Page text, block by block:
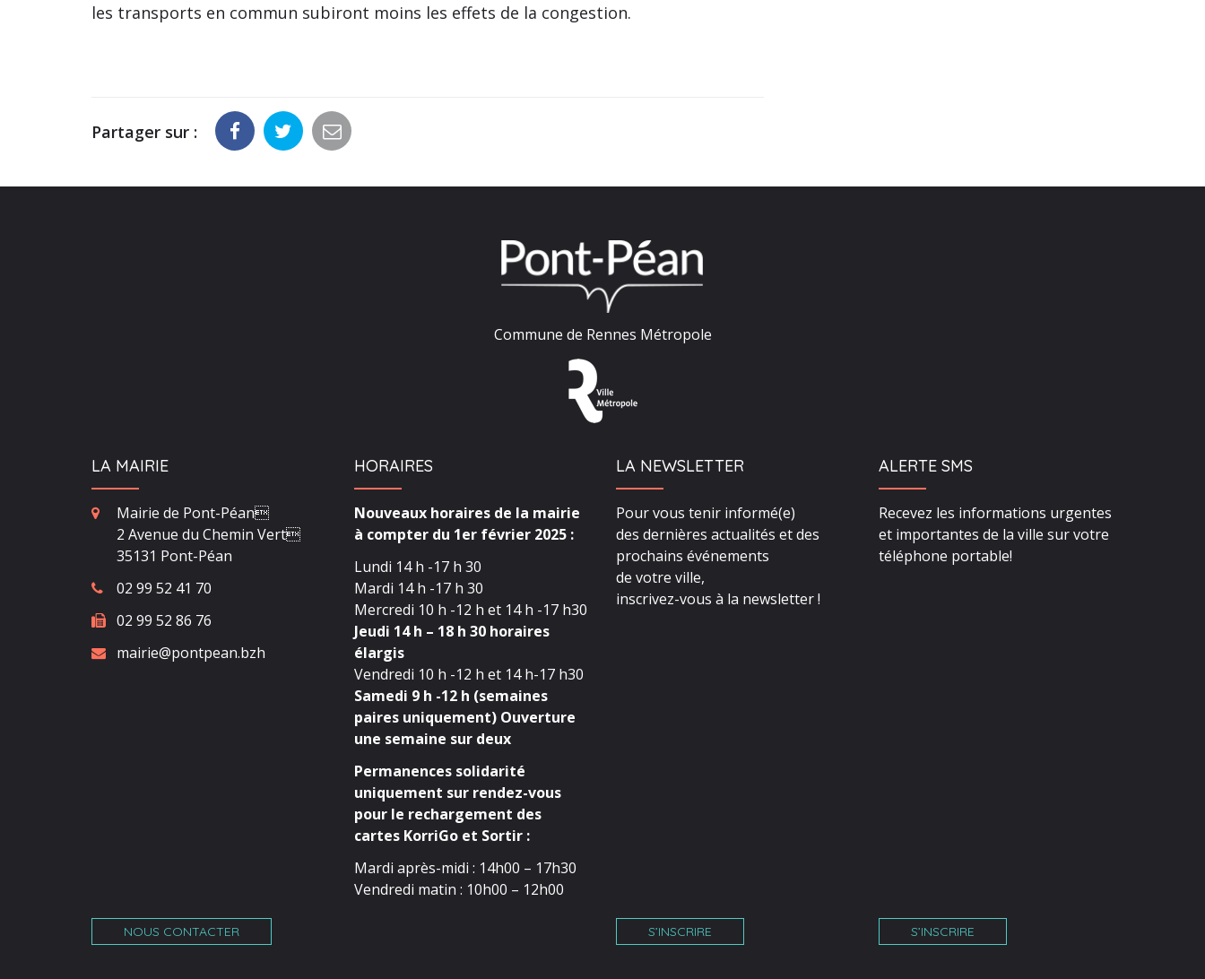
les transports en commun subiront moins les effets de la congestion.
Partager sur :
Commune de Rennes Métropole
LA MAIRIE
Mairie de Pont-Péan
2 Avenue du Chemin Vert
35131 Pont-Péan
02 99 52 41 70
02 99 52 86 76
mairie@pontpean.bzh
NOUS CONTACTER
HORAIRES
Nouveaux horaires de la mairie
à compter du 1er février 2025 :
Lundi 14 h -17 h 30
Mardi 14 h -17 h 30
Mercredi 10 h -12 h et 14 h -17 h30
Jeudi 14 h – 18 h 30 horaires
élargis
Vendredi 10 h -12 h et 14 h-17 h30
Samedi 9 h -12 h (semaines
paires uniquement) Ouverture
une semaine sur deux
Permanences solidarité
uniquement sur rendez-vous
pour le rechargement des
cartes KorriGo et Sortir :
Mardi après-midi : 14h00 – 17h30
Vendredi matin : 10h00 – 12h00
LA NEWSLETTER
Pour vous tenir informé(e)
des dernières actualités et des
prochains événements
de votre ville,
inscrivez-vous à la newsletter !
S’INSCRIRE
ALERTE SMS
Recevez les informations urgentes
et importantes de la ville sur votre
téléphone portable!
S’INSCRIRE